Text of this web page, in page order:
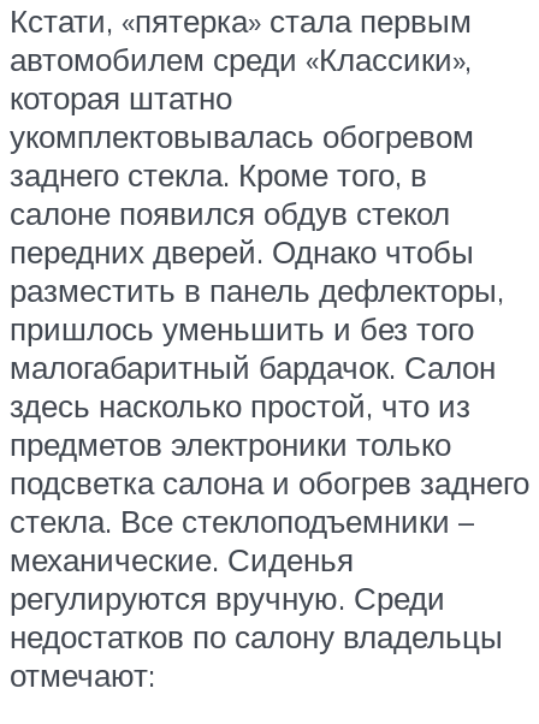
Кстати, «пятерка» стала первым
автомобилем среди «Классики»,
которая штатно
укомплектовывалась обогревом
заднего стекла. Кроме того, в
салоне появился обдув стекол
передних дверей. Однако чтобы
разместить в панель дефлекторы,
пришлось уменьшить и без того
малогабаритный бардачок. Салон
здесь насколько простой, что из
предметов электроники только
подсветка салона и обогрев заднего
стекла. Все стеклоподъемники –
механические. Сиденья
регулируются вручную. Среди
недостатков по салону владельцы
отмечают: